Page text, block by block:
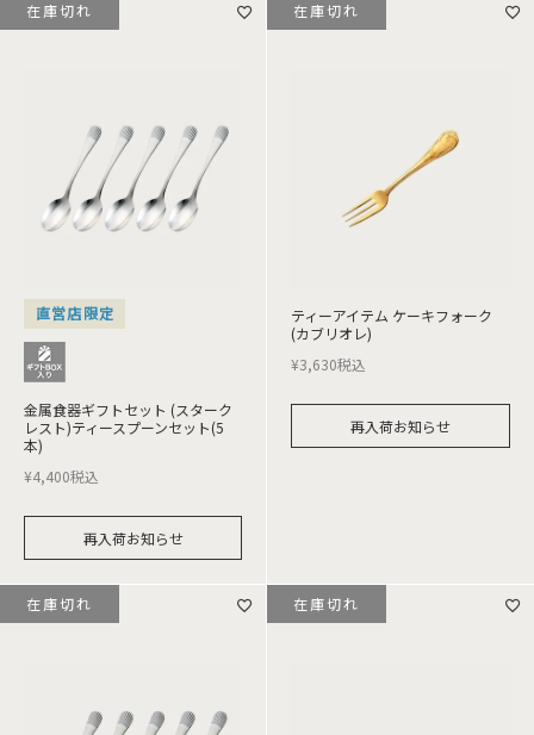
直営店限定
金属食器ギフトセット (スターク
レスト)ティースプーンセット(5
本)
¥4,400税込
再入荷お知らせ
在庫切れ
ティーアイテム ケーキフォーク
(カブリオレ)
¥3,630税込
再入荷お知らせ
在庫切れ
在庫切れ 在庫切れ